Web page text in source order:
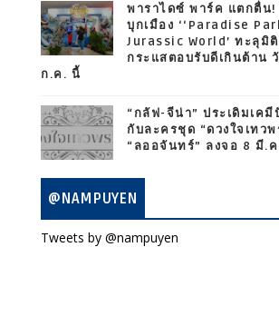
พาราไดซ์ พาร์ค แตกตื่น!
บุกเมือง ‘‘Paradise
Jurassic World’ ทะลุมิ
กระแสตอบรับดีเกินต้าน
ก.ค. นี้
“กลัฟ-จีน่า” ประเดิมเคมี
กับละครชุด “ดวงใจเทวพ
“ลออจันทร์” ลงจอ 8 มี.
@NAMPUYEN
Tweets by @nampuyen